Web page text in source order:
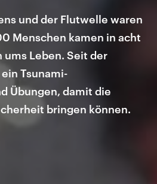
und der Flutwelle waren
Menschen kamen in acht
ums Leben. Seit der
Tsunami-
Übungen, damit die
bringen können.